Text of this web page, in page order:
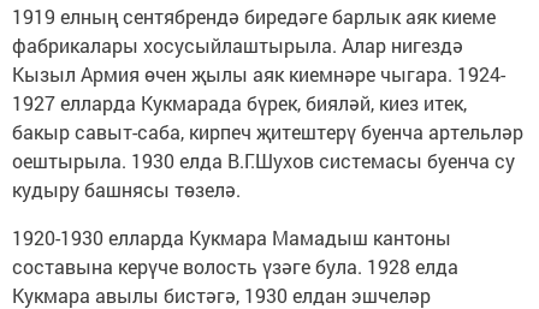
1919 елның сентябрендә биредәге барлык аяк киеме
фаб­рикалары хосусыйлаштырыла. Алар нигездә
Кызыл Армия өчен җылы аяк киемнәре чыгара. 1924-
1927 елларда Кукмарада бүрек, бияләй, киез итек,
бакыр савыт-саба, кирпеч җитештерү буенча артельләр
оештырыла. 1930 елда В.Г.Шухов системасы буенча су
кудыру башнясы төзелә.
1920-1930 елларда Кукмара Мамадыш кантоны
составына керүче волость үзәге була. 1928 елда
Кукмара авылы бистәгә, 1930 елдан эшчеләр